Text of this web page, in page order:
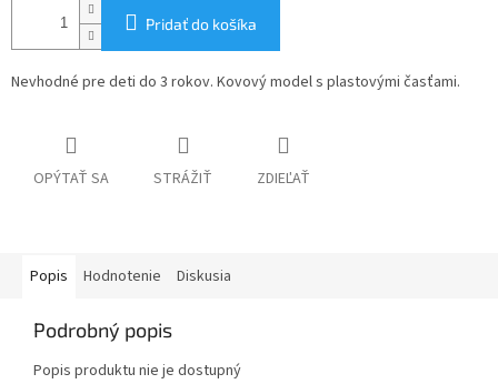
Pridať do košíka
Nevhodné pre deti do 3 rokov. Kovový model s plastovými časťami.
OPÝTAŤ SA STRÁŽIŤ ZDIEĽAŤ
Popis Hodnotenie Diskusia
Podrobný popis
Popis produktu nie je dostupný